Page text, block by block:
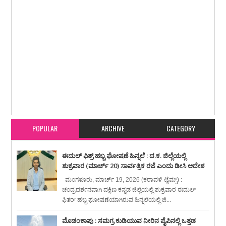
POPULAR ARCHIVE CATEGORY
ಈದುಲ್ ಫಿತ್ರ್ ಹಬ್ಬ ಘೋಷಣೆ ಹಿನ್ನಲೆ : ದ.ಕ. ಜಿಲ್ಲೆಯಲ್ಲಿ
ಶುಕ್ರವಾರ (ಮಾರ್ಚ್ 20) ಸಾರ್ವತ್ರಿಕ ರಜೆ ಎಂದು ಡೀಸಿ ಆದೇಶ
ಮಂಗಳೂರು, ಮಾರ್ಚ್ 19, 2026 (ಕರಾವಳಿ ಟೈಮ್ಸ್) :
ಚಂದ್ರದರ್ಶನವಾಗಿ ದಕ್ಷಿಣ ಕನ್ನಡ ಜಿಲ್ಲೆಯಲ್ಲಿ ಶುಕ್ರವಾರ ಈದುಲ್
ಫಿತರ್ ಹಬ್ಬ ಘೋಷಣೆಯಾಗಿರುವ ಹಿನ್ನಲೆಯಲ್ಲಿ ಜಿ...
ಮೊಡಂಕಾಪು : ಸಮಗ್ರ ಕುಡಿಯುವ ನೀರಿನ ಪೈಪಿನಲ್ಲಿ ಒತ್ತಡ